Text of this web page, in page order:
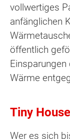
vollwertiges
anfänglichen
öffentlich
Wärme
Tiny
Wer es sich